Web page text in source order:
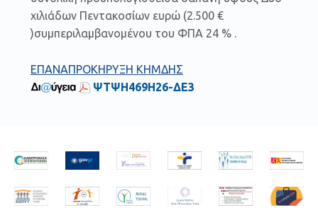
χιλιάδων Πεντακοσίων ευρώ (2.500 €
)συμπεριλαμβανομένου του ΦΠΑ 24 % .
ΕΠΑΝΑΠΡΟΚΗΡΥΞΗ ΚΗΜΔΗΣ
ΨΤΨΗ469Η26-ΔΕ3